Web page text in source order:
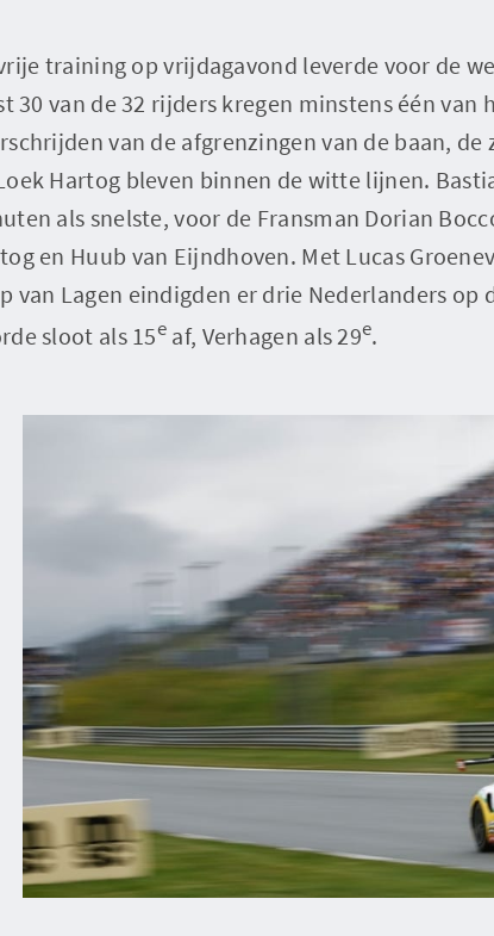
training op vrijdagavond leverde voor de
30 van de 32 rijders kregen minstens één
van de afgrenzingen van de baan,
Hartog bleven binnen de witte lijnen.
als snelste, voor de Fransman Dorian
en Huub van Eijndhoven. Met Lucas
van Lagen eindigden er drie Nederlanders op
sloot als 15e af, Verhagen als 29e.